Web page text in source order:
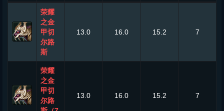
荣耀
之金
甲切
尔路
斯
13.0 16.0 15.2 7
荣耀
之金
甲切
尔路
13.0 16.0 15.2 7